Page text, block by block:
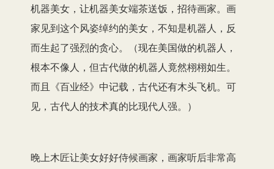
机器美女，让机器美女端茶送饭，招待画家。画
家见到这个风姿绰约的美女，不知是机器人，反
而生起了强烈的贪心。（现在美国做的机器人，
根本不像人，但古代做的机器人竟然栩栩如生。
而且《百业经》中记载，古代还有木头飞机。可
见，古代人的技术真的比现代人强。）
晚上木匠让美女好好侍候画家，画家听后非常高